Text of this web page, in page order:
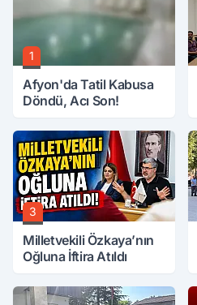
1
Afyon'da Tatil Kabusa
Döndü, Acı Son!
3
Milletvekili Özkaya’nın
Oğluna İftira Atıldı